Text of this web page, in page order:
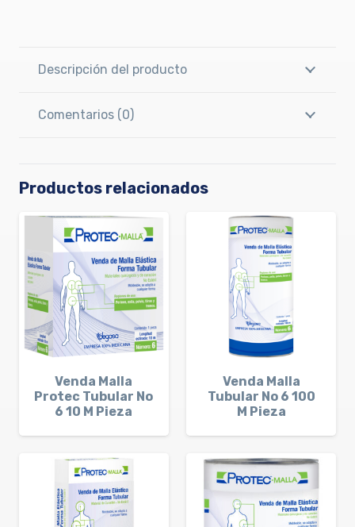
Descripción del producto
Comentarios (0)
Productos relacionados
Venda Malla
Protec Tubular No
6 10 M Pieza
Venda Malla
Tubular No 6 100
M Pieza